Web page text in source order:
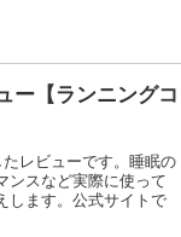
ー【ランニングコ
レビューです。睡眠の
ンスなど実際に使って
します。公式サイトで